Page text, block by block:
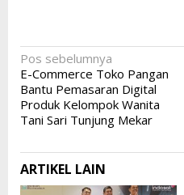
Navigasi
pos
Pos sebelumnya
E-Commerce Toko Pangan
Bantu Pemasaran Digital
Produk Kelompok Wanita
Tani Sari Tunjung Mekar
ARTIKEL LAIN